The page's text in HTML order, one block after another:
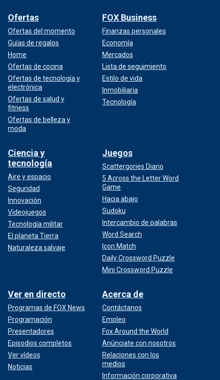
Ofertas
Ofertas del momento
Guías de regalos
Home
Ofertas de cocina
Ofertas de tecnología y
electrónica
Ofertas de salud y
fitness
Ofertas de belleza y
moda
FOX Business
Finanzas personales
Economía
Mercados
Lista de seguimiento
Estilo de vida
Inmobiliaria
Tecnología
Ciencia y
tecnología
Aire y espacio
Seguridad
Innovación
Videojuegos
Tecnología militar
El planeta Tierra
Naturaleza salvaje
Juegos
Scattergories Diario
5 Across the Letter Word
Game
Hacia abajo
Sudoku
Intercambio de palabras
Word Search
Icon Match
Daily Crossword Puzzle
Mini Crossword Puzzle
Ver en directo
Programas de FOX News
Programación
Presentadores
Episodios completos
Ver vídeos
Noticias
Acerca de
Contáctanos
Empleo
Fox Around the World
Anúnciate con nosotros
Relaciones con los
medios
Información corporativa